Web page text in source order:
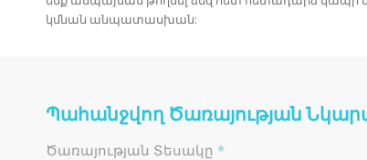
կմնան անպատասխան:
Պահանջվող Ծառայության
Ծառայության Տեսակը *